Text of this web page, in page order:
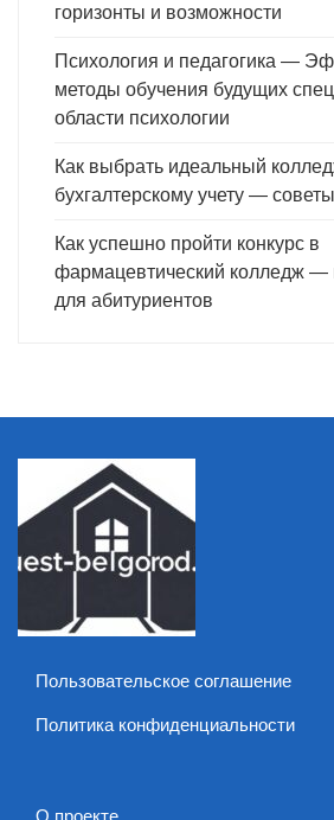
горизонты и возможности
Психология и педагогика —
методы обучения будущих
области психологии
Как выбрать идеальный
бухгалтерскому учету —
Как успешно пройти конкурс в
фармацевтический колледж —
для абитуриентов
Пользовательское соглашение
Политика конфиденциальности